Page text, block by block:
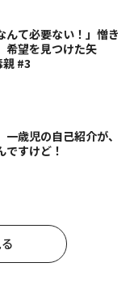
んて必要ない！」憎き
希望を見つけた矢
#3
一歳児の自己紹介が、
ですけど！